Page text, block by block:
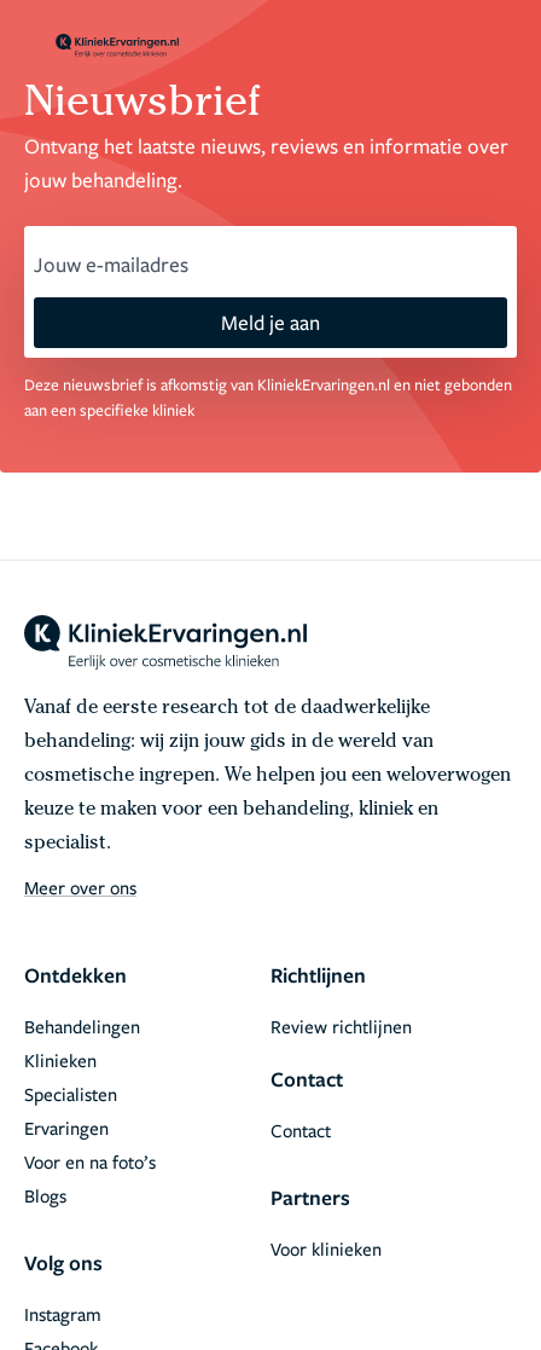
Nieuwsbrief
Ontvang het laatste nieuws, reviews en informatie over
jouw behandeling.
Meld je aan
Deze nieuwsbrief is afkomstig van KliniekErvaringen.nl en niet gebonden
aan een specifieke kliniek
Vanaf de eerste research tot de daadwerkelijke
behandeling: wij zijn jouw gids in de wereld van
cosmetische ingrepen. We helpen jou een weloverwogen
keuze te maken voor een behandeling, kliniek en
specialist.
Meer over ons
Ontdekken
Behandelingen
Klinieken
Specialisten
Ervaringen
Voor en na foto’s
Blogs
Volg ons
Instagram
Richtlijnen
Review richtlijnen
Contact
Contact
Partners
Voor klinieken